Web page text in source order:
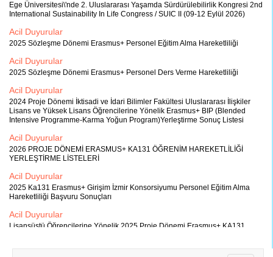
Ege Üniversitesi\'nde 2. Uluslararası Yaşamda Sürdürülebilirlik Kongresi 2nd
International Sustainability In Life Congress / SUIC II (09-12 Eylül 2026)
Acil Duyurular
2025 Sözleşme Dönemi Erasmus+ Personel Eğitim Alma Hareketliliği
Acil Duyurular
2025 Sözleşme Dönemi Erasmus+ Personel Ders Verme Hareketliliği
Acil Duyurular
2024 Proje Dönemi İktisadi ve İdari Bilimler Fakültesi Uluslararası İlişkiler
Lisans ve Yüksek Lisans Öğrencilerine Yönelik Erasmus+ BIP (Blended
Intensive Programme-Karma Yoğun Program)Yerleştirme Sonuç Listesi
Acil Duyurular
2026 PROJE DÖNEMİ ERASMUS+ KA131 ÖĞRENİM HAREKETLİLİĞİ
YERLEŞTİRME LİSTELERİ
Acil Duyurular
2025 Ka131 Erasmus+ Girişim İzmir Konsorsiyumu Personel Eğitim Alma
Hareketliliği Başvuru Sonuçları
Acil Duyurular
Lisansüstü Öğrencilerine Yönelik 2025 Proje Dönemi Erasmus+ KA131